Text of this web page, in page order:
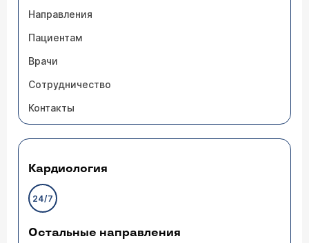
Направления
Пациентам
Врачи
Сотрудничество
Контакты
Кардиология
24/7
Остальные направления